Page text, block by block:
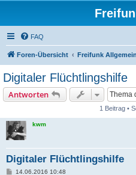
FAQ
Foren-Übersicht Freifunk Allgemein
Digitaler Flüchtlingshilfe
Antworten
1 Beitrag •
kwm
Digitaler Flüchtlingshilfe
B14.06.2016 10:48